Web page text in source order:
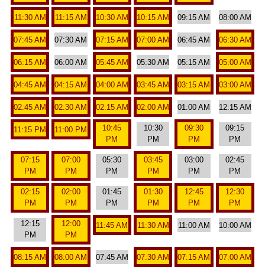
11:30 AM 11:15 AM 10:30 AM 10:15 AM 09:15 AM 08:00 AM
07:45 AM 07:30 AM 07:15 AM 07:00 AM 06:45 AM 06:30 AM
06:15 AM 06:00 AM 05:45 AM 05:30 AM 05:15 AM 05:00 AM
04:45 AM 04:15 AM 04:00 AM 03:45 AM 03:15 AM 03:00 AM
02:45 AM 02:30 AM 02:15 AM 02:00 AM 01:00 AM 12:15 AM
11:15 PM 11:00 PM
10:45
PM
10:30
PM
09:30
PM
09:15
PM
07:15
PM
07:00
PM
05:30
PM
03:45
PM
03:00
PM
02:45
PM
02:15
PM
02:00
PM
01:45
PM
01:30
PM
12:45
PM
12:30
PM
12:15
PM
12:00
PM
11:45 AM 11:30 AM 11:00 AM 10:00 AM
08:15 AM 08:00 AM 07:45 AM 07:30 AM 07:15 AM 07:00 AM